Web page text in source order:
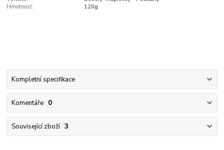
Hmotnost:
120g
Kompletní specifikace
Komentáře 0
Související zboží 3